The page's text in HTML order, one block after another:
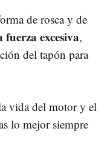
de rosca y de
excesiva,
del tapón para
vida del motor y el
lo mejor siempre